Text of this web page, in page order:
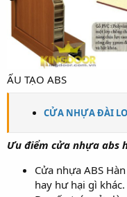
ẤU TẠO ABS
CỬA NHỰA ĐÀI
Ưu điểm cửa nhựa abs
Cửa nhựa ABS
hay hư hại gì khác.